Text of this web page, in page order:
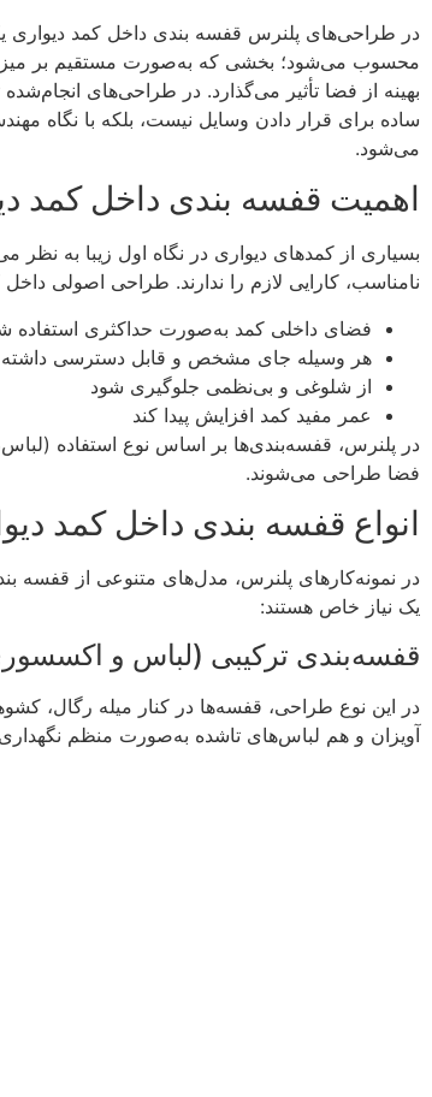
در طراحی‌های پلنرس قفسه بندی داخل کمد
محسوب می‌شود؛ بخشی که به‌صورت مستقیم بر
بهینه از فضا تأثیر می‌گذارد. در طراحی‌های
ساده برای قرار دادن وسایل نیست، بلکه با نگاه
می‌شود.
اهمیت قفسه بندی داخل کمد
بسیاری از کمدهای دیواری در نگاه اول زیبا به نظر
نامناسب، کارایی لازم را ندارند. طراحی اصولی
فضای داخلی کمد به‌صورت حداکثری استفاده
هر وسیله جای مشخص و قابل دسترسی داشته
از شلوغی و بی‌نظمی جلوگیری شود
عمر مفید کمد افزایش پیدا کند
در پلنرس، قفسه‌بندی‌ها بر اساس نوع استفاده
فضا طراحی می‌شوند.
انواع قفسه بندی داخل کمد
در نمونه‌کارهای پلنرس، مدل‌های متنوعی از قفسه
یک نیاز خاص هستند:
قفسه‌بندی ترکیبی (لباس و
در این نوع طراحی، قفسه‌ها در کنار میله رگال،
آویزان و هم لباس‌های تاشده به‌صورت منظم